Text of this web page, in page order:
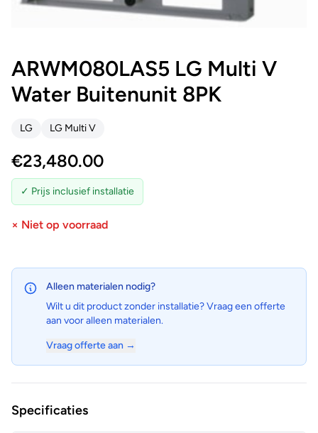
ARWM080LAS5 LG Multi V
Water Buitenunit 8PK
LG LG Multi V
€23,480.00
✓ Prijs inclusief installatie
× Niet op voorraad
Alleen materialen nodig?
Wilt u dit product zonder installatie? Vraag een offerte
aan voor alleen materialen.
Vraag offerte aan →
Specificaties